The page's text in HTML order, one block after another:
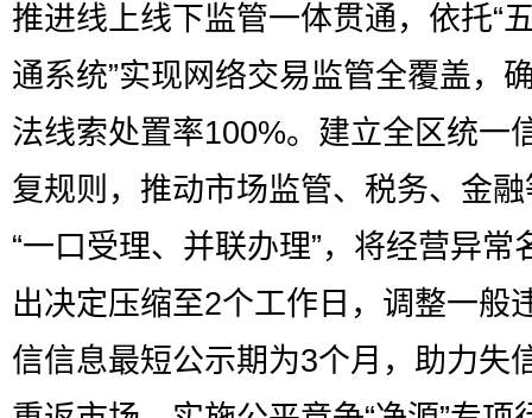
推进线上线下监管一体贯通，依托“
通系统”实现网络交易监管全覆盖，
法线索处置率100%。建立全区统一
复规则，推动市场监管、税务、金
“一口受理、并联办理”，将经营异常
出决定压缩至2个工作日，调整一般
信信息最短公示期为3个月，助力失